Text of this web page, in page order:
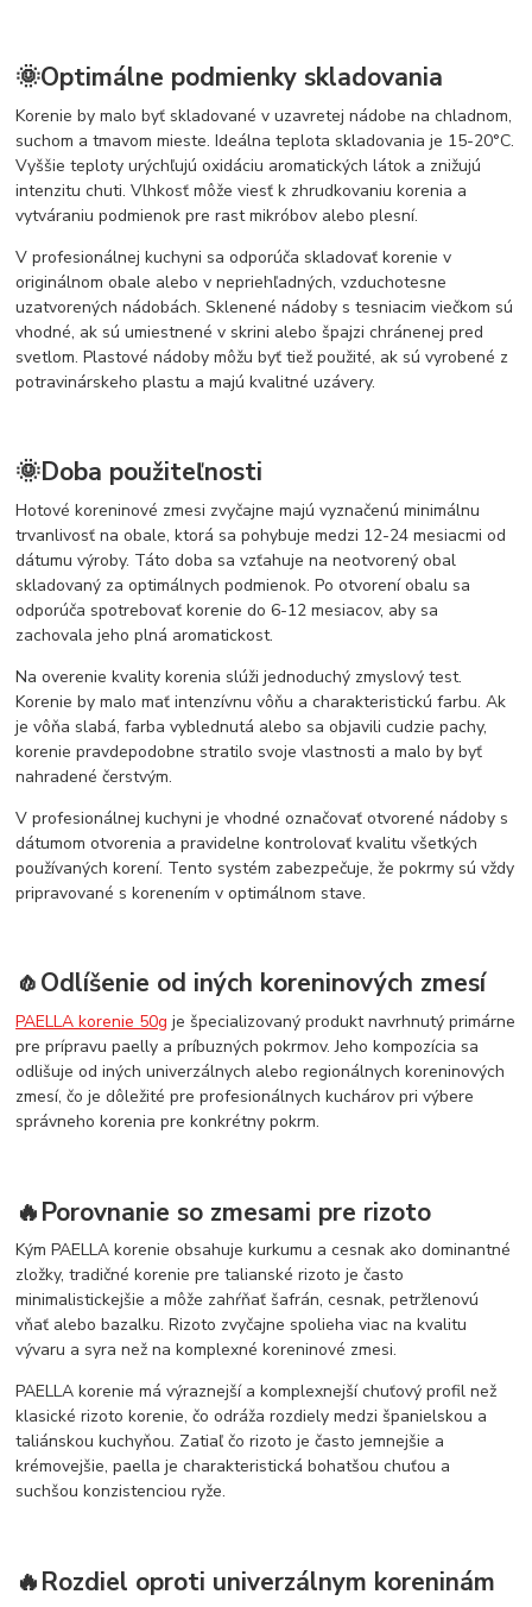
🌞Optimálne podmienky skladovania
Korenie by malo byť skladované v uzavretej nádobe na chladnom,
suchom a tmavom mieste. Ideálna teplota skladovania je 15-20°C.
Vyššie teploty urýchľujú oxidáciu aromatických látok a znižujú
intenzitu chuti. Vlhkosť môže viesť k zhrudkovaniu korenia a
vytváraniu podmienok pre rast mikróbov alebo plesní.
V profesionálnej kuchyni sa odporúča skladovať korenie v
originálnom obale alebo v nepriehľadných, vzduchotesne
uzatvorených nádobách. Sklenené nádoby s tesniacim viečkom sú
vhodné, ak sú umiestnené v skrini alebo špajzi chránenej pred
svetlom. Plastové nádoby môžu byť tiež použité, ak sú vyrobené z
potravinárskeho plastu a majú kvalitné uzávery.
🌞Doba použiteľnosti
Hotové koreninové zmesi zvyčajne majú vyznačenú minimálnu
trvanlivosť na obale, ktorá sa pohybuje medzi 12-24 mesiacmi od
dátumu výroby. Táto doba sa vzťahuje na neotvorený obal
skladovaný za optimálnych podmienok. Po otvorení obalu sa
odporúča spotrebovať korenie do 6-12 mesiacov, aby sa
zachovala jeho plná aromatickost.
Na overenie kvality korenia slúži jednoduchý zmyslový test.
Korenie by malo mať intenzívnu vôňu a charakteristickú farbu. Ak
je vôňa slabá, farba vyblednutá alebo sa objavili cudzie pachy,
korenie pravdepodobne stratilo svoje vlastnosti a malo by byť
nahradené čerstvým.
V profesionálnej kuchyni je vhodné označovať otvorené nádoby s
dátumom otvorenia a pravidelne kontrolovať kvalitu všetkých
používaných korení. Tento systém zabezpečuje, že pokrmy sú vždy
pripravované s korenením v optimálnom stave.
🧄Odlíšenie od iných koreninových zmesí
PAELLA korenie 50g je špecializovaný produkt navrhnutý primárne
pre prípravu paelly a príbuzných pokrmov. Jeho kompozícia sa
odlišuje od iných univerzálnych alebo regionálnych koreninových
zmesí, čo je dôležité pre profesionálnych kuchárov pri výbere
správneho korenia pre konkrétny pokrm.
🔥Porovnanie so zmesami pre rizoto
Kým PAELLA korenie obsahuje kurkumu a cesnak ako dominantné
zložky, tradičné korenie pre talianské rizoto je často
minimalistickejšie a môže zahŕňať šafrán, cesnak, petržlenovú
vňať alebo bazalku. Rizoto zvyčajne spolieha viac na kvalitu
vývaru a syra než na komplexné koreninové zmesi.
PAELLA korenie má výraznejší a komplexnejší chuťový profil než
klasické rizoto korenie, čo odráža rozdiely medzi španielskou a
taliánskou kuchyňou. Zatiaľ čo rizoto je často jemnejšie a
krémovejšie, paella je charakteristická bohatšou chuťou a
suchšou konzistenciou ryže.
🔥Rozdiel oproti univerzálnym koreninám